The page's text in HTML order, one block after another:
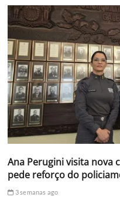
Ana Perugini visita nova
pede reforço do
3 semanas ago